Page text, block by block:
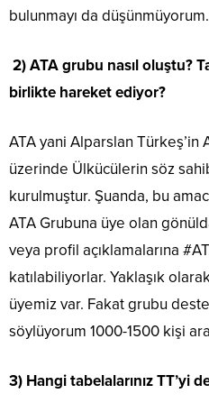
bulunmayı da düşünmüyorum.
2) ATA grubu nasıl oluştu?
birlikte hareket ediyor?
ATA yani Alparslan
üzerinde Ülkücülerin söz
kurulmuştur. Şuanda, bu
ATA Grubuna üye olan
veya profil açıklamalarına
katılabiliyorlar. Yaklaşık
üyemiz var. Fakat grubu
söylüyorum 1000-1500 kişi
3) Hangi tabelalarınız TT’yi